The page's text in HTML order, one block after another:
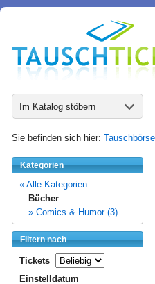
Im Katalog stöbern
Sie befinden sich hier: Tauschbörse
Kategorien
« Alle Kategorien
Bücher
» Comics & Humor (3)
Filtern nach
Tickets
Einstelldatum